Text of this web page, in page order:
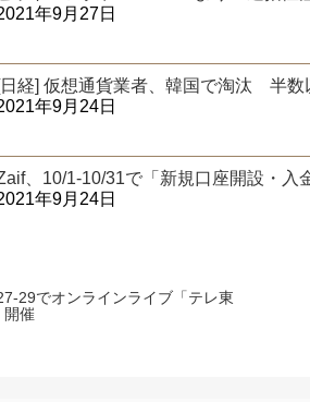
年9月27日
経] 仮想通貨業者、韓国で淘汰 半数
年9月24日
、10/1-10/31で「新規口座開設・入
年9月24日
29でオンラインライブ「テレ東
開催